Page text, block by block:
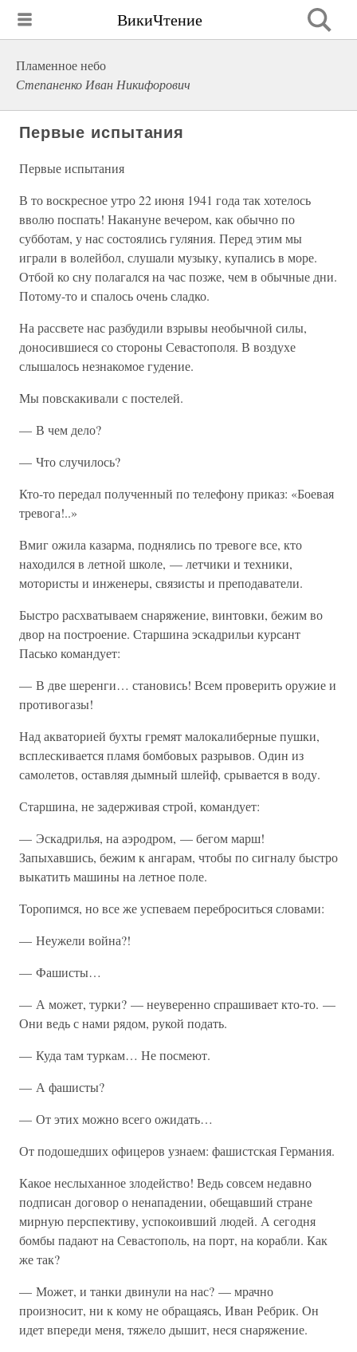
ВикиЧтение
Пламенное небо
Степаненко Иван Никифорович
Первые испытания
Первые испытания
В то воскресное утро 22 июня 1941 года так хотелось
вволю поспать! Накануне вечером, как обычно по
субботам, у нас состоялись гуляния. Перед этим мы
играли в волейбол, слушали музыку, купались в море.
Отбой ко сну полагался на час позже, чем в обычные дни.
Потому-то и спалось очень сладко.
На рассвете нас разбудили взрывы необычной силы,
доносившиеся со стороны Севастополя. В воздухе
слышалось незнакомое гудение.
Мы повскакивали с постелей.
— В чем дело?
— Что случилось?
Кто-то передал полученный по телефону приказ: «Боевая
тревога!..»
Вмиг ожила казарма, поднялись по тревоге все, кто
находился в летной школе, — летчики и техники,
мотористы и инженеры, связисты и преподаватели.
Быстро расхватываем снаряжение, винтовки, бежим во
двор на построение. Старшина эскадрильи курсант
Пасько командует:
— В две шеренги… становись! Всем проверить оружие и
противогазы!
Над акваторией бухты гремят малокалиберные пушки,
всплескивается пламя бомбовых разрывов. Один из
самолетов, оставляя дымный шлейф, срывается в воду.
Старшина, не задерживая строй, командует:
— Эскадрилья, на аэродром, — бегом марш!
Запыхавшись, бежим к ангарам, чтобы по сигналу быстро
выкатить машины на летное поле.
Торопимся, но все же успеваем переброситься словами:
— Неужели война?!
— Фашисты…
— А может, турки? — неуверенно спрашивает кто-то. —
Они ведь с нами рядом, рукой подать.
— Куда там туркам… Не посмеют.
— А фашисты?
— От этих можно всего ожидать…
От подошедших офицеров узнаем: фашистская Германия.
Какое неслыханное злодейство! Ведь совсем недавно
подписан договор о ненападении, обещавший стране
мирную перспективу, успокоивший людей. А сегодня
бомбы падают на Севастополь, на порт, на корабли. Как
же так?
— Может, и танки двинули на нас? — мрачно
произносит, ни к кому не обращаясь, Иван Ребрик. Он
идет впереди меня, тяжело дышит, неся снаряжение.